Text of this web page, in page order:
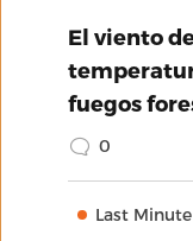
El viento
fuegos
0
Last Minute